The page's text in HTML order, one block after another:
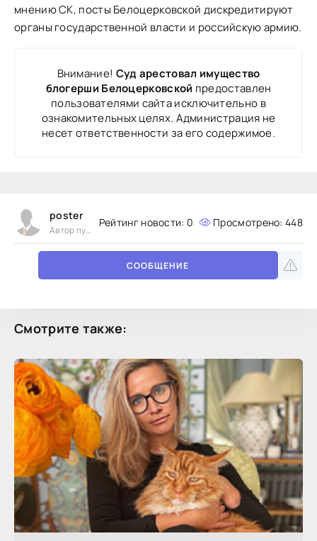
мнению СК, посты Белоцерковской дискредитируют
органы государственной власти и российскую армию.
Внимание! Суд арестовал имущество
блогерши Белоцерковской предоставлен
пользователями сайта исключительно в
ознакомительных целях. Администрация не
несет ответственности за его содержимое.
poster
Автор публикации
Рейтинг новости: 0 Просмотрено: 448
СООБЩЕНИЕ
Смотрите также: